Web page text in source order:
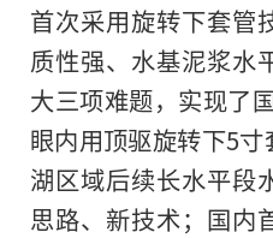
首次采用旋转下套管
质性强、水基泥浆水
大三项难题，实现了
眼内用顶驱旋转下5
湖区域后续长水平段
思路、新技术；国内